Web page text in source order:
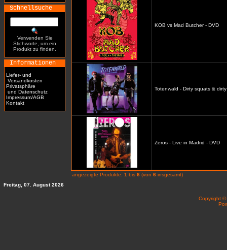
Schnellsuche
Verwenden Sie
Stichworte, um ein
Produkt zu finden.
Informationen
Liefer- und
Versandkosten
Privatsphäre
und Datenschutz
Impressum/AGB
Kontakt
KOB vs Mad Butcher - DVD
Totenwald - Dirty squats &
Zeros - Live in Madrid - DVD
angezeigte Produkte: 1 bis 6 (von 6 insgesamt)
Freitag, 07. August 2026
Copyright